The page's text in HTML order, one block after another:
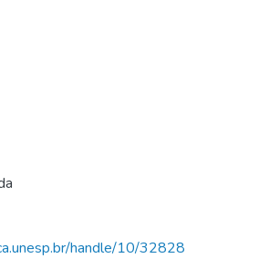
handle/10/32828